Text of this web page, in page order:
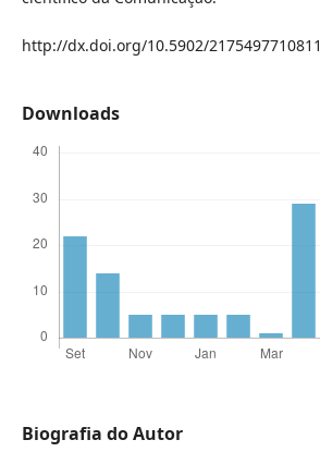
http://dx.doi.org/10.5902/2175497710811
Downloads
Biografia do Autor